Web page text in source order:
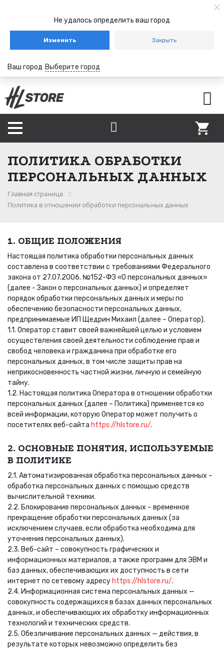
Не удалось определить ваш город
Изменить Закрыть
Ваш город Выберите город
ПОЛИТИКА ОБРАБОТКИ
ПЕРСОНАЛЬНЫХ ДАННЫХ
Главная страница
Политика в отношении обработки персональных данных
1. ОБЩИЕ ПОЛОЖЕНИЯ
Настоящая политика обработки персональных данных
составлена в соответствии с требованиями Федерального
закона от 27.07.2006. №152-ФЗ «О персональных данных»
(далее - Закон о персональных данных) и определяет
порядок обработки персональных данных и меры по
обеспечению безопасности персональных данных,
предпринимаемые ИП Щедрин Михаил (далее – Оператор).
1.1. Оператор ставит своей важнейшей целью и условием
осуществления своей деятельности соблюдение прав и
свобод человека и гражданина при обработке его
персональных данных, в том числе защиты прав на
неприкосновенность частной жизни, личную и семейную
тайну.
1.2. Настоящая политика Оператора в отношении обработки
персональных данных (далее – Политика) применяется ко
всей информации, которую Оператор может получить о
посетителях веб-сайта https://hlstore.ru/.
2. ОСНОВНЫЕ ПОНЯТИЯ, ИСПОЛЬЗУЕМЫЕ
В ПОЛИТИКЕ
2.1. Автоматизированная обработка персональных данных –
обработка персональных данных с помощью средств
вычислительной техники.
2.2. Блокирование персональных данных – временное
прекращение обработки персональных данных (за
исключением случаев, если обработка необходима для
уточнения персональных данных).
2.3. Веб-сайт – совокупность графических и
информационных материалов, а также программ для ЭВМ и
баз данных, обеспечивающих их доступность в сети
интернет по сетевому адресу https://hlstore.ru/.
2.4. Информационная система персональных данных —
совокупность содержащихся в базах данных персональных
данных, и обеспечивающих их обработку информационных
технологий и технических средств.
2.5. Обезличивание персональных данных — действия, в
результате которых невозможно определить без